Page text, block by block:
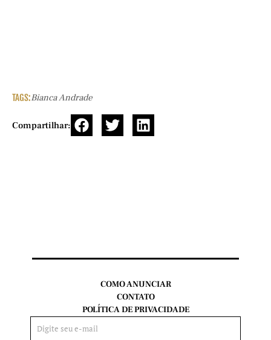
TAGS:Bianca Andrade
Compartilhar:
COMO ANUNCIAR
CONTATO
POLÍTICA DE PRIVACIDADE